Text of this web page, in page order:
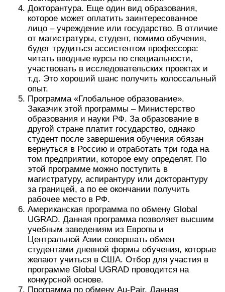
Докторантура. Еще один вид образования,
которое может оплатить заинтересованное
лицо – учреждение или государство. В отличие
от магистратуры, студент, помимо обучения,
будет трудиться ассистентом профессора:
читать вводные курсы по специальности,
участвовать в исследовательских проектах и
т.д. Это хороший шанс получить колоссальный
опыт.
Программа «Глобальное образование».
Заказчик этой программы – Министерство
образования и науки РФ. За образование в
другой стране платит государство, однако
студент после завершения обучения обязан
вернуться в Россию и отработать три года на
том предприятии, которое ему определят. По
этой программе можно поступить в
магистратуру, аспирантуру или докторантуру
за границей, а по ее окончании получить
рабочее место в РФ.
Американская программа по обмену Glob­al
UGRAD. Данная программа позволяет высшим
учебным заведениям из Европы и
Центральной Азии совершать обмен
студентами дневной формы обучения, которые
желают учиться в США. Отбор для участия в
программе Glob­al UGRAD проводится на
конкурсной основе.
Программа по обмену Au-Pair. Данная